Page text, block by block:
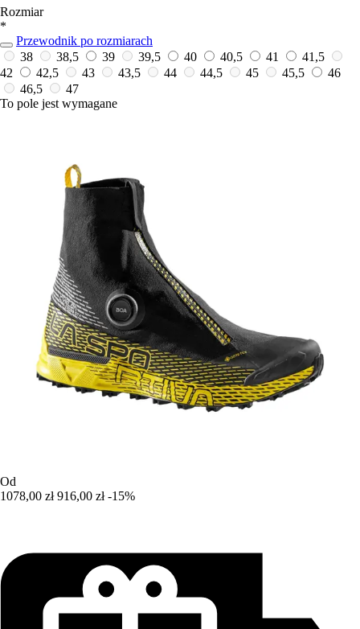
Rozmiar
*
Przewodnik po rozmiarach
38
38,5 39 39,5 40 40,5 41
41,5
42
42,5 43 43,5 44 44,5 45 45,5
46
46,5
47
To pole jest wymagane
Od
1078,00 zł 916,00 zł -15%